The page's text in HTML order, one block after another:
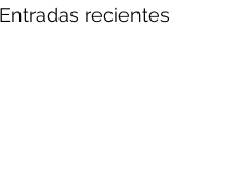
Entradas recientes